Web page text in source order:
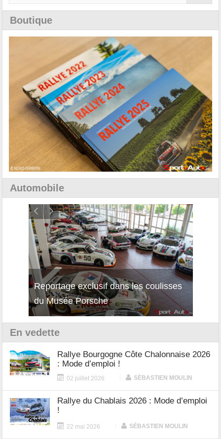
Boutique
Automobile
Reportage exclusif dans les coulisses
du Musée Porsche
En vedette
Rallye Bourgogne Côte Chalonnaise 2026
: Mode d’emploi !
02 juillet 2026 SÉBASTIEN MOULIN
Rallye du Chablais 2026 : Mode d’emploi
!
22 mai 2026 SÉBASTIEN MOULIN